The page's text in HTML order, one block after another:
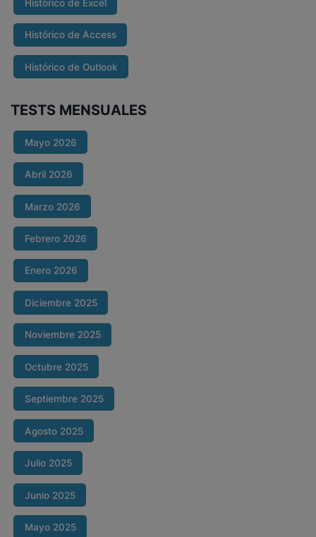
Histórico de Excel
Histórico de Access
Histórico de Outlook
TESTS MENSUALES
Mayo 2026
Abril 2026
Marzo 2026
Febrero 2026
Enero 2026
Diciembre 2025
Noviembre 2025
Octubre 2025
Septiembre 2025
Agosto 2025
Julio 2025
Junio 2025
Mayo 2025